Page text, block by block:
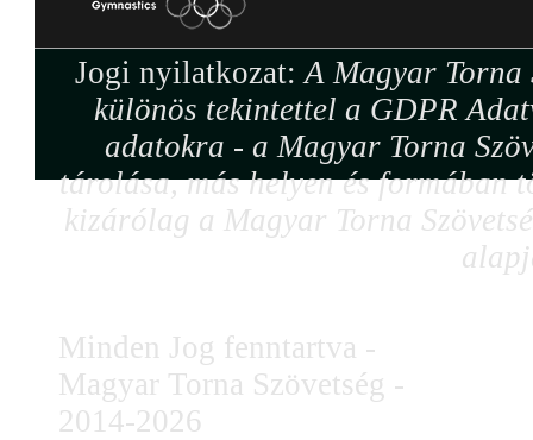
Jogi nyilatkozat:A Magyar Torna
különös tekintettel a GDPR
adatokra - a Magyar Torna
tárolása, más helyen és formában
kizárólag a Magyar Torna
Minden Jog fenntartva -
Magyar Torna Szövetség -
2014-2026